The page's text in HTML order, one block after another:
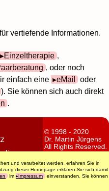
vertiefende Informationen.
Einzeltherapie ,
, oder noch
einfach eine
eMail
oder
). Sie können sich auch direkt
.
© 1998 - 2020
Dr. Martin Jürgens
All Rights Reserved.
und verarbeitet werden, erfahren Sie in
dieser Homepage erklären Sie sich damit
im Impressum
einverstanden. Sie können